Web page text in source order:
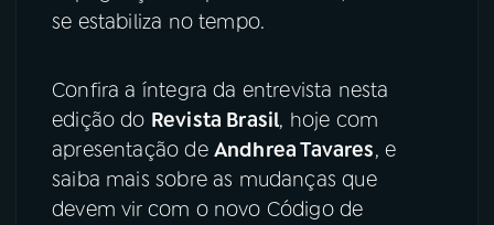
se estabiliza no tempo.
Confira a íntegra da entrevista nesta
edição do Revista Brasil, hoje com
apresentação de Andhrea Tavares, e
saiba mais sobre as mudanças que
devem vir com o novo Código de